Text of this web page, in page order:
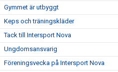
Gymmet är utbyggt
Keps och träningskläder
Tack till Intersport Nova
Ungdomsansvarig
Föreningsvecka på Intersport Nova